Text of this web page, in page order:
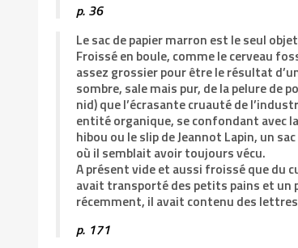
p. 36
Le sac de papier marron est le seul
Froissé en boule, comme le cerveau
assez grossier pour être le résultat
sombre, sale mais pur, de la pelure de
nid) que l’écrasante cruauté de
entité organique, se confondant avec
hibou ou le slip de Jeannot Lapin, un
où il semblait avoir toujours vécu.
A présent vide et aussi froissé que du
avait transporté des petits pains et un
récemment, il avait contenu des lettres
p. 171